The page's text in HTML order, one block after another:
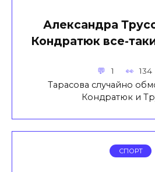
Александра
Кондратюк все-
1 134
Тарасова случайно
Кондратюк и
СПОРТ